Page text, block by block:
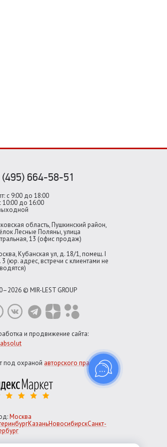
664-58-51
с 9:00 до 18:00
10:00 до 16:00
область, Пушкинский район,
Лесные Поляны, улица
13 (офис продаж)
Кубанская ул, д. 18/1, помещ. I
3 (юр. адрес, встречи с клиентами не
© MIR-LEST GROUP
и продвижение сайта:
под охраной авторского права
Москва
КазаньНовосибирскСанкт-